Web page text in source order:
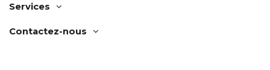
Services
Contactez-nous